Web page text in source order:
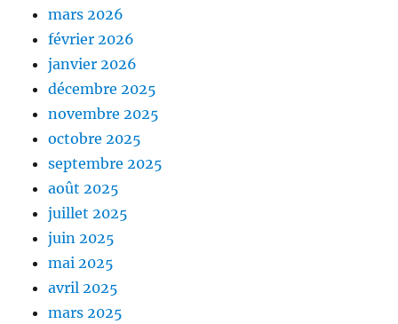
mars 2026
février 2026
janvier 2026
décembre 2025
novembre 2025
octobre 2025
septembre 2025
août 2025
juillet 2025
juin 2025
mai 2025
avril 2025
mars 2025